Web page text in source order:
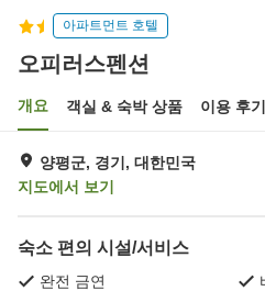
아파트먼트 호텔
오피러스펜션
개요 객실 & 숙박 상품 이용 후기
양평군, 경기, 대한민국
지도에서 보기
숙소 편의 시설/서비스
완전 금연